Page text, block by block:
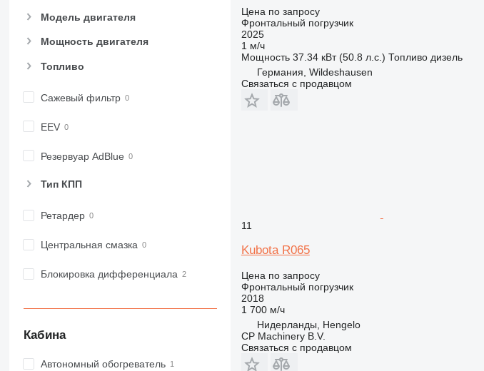
Модель двигателя
Мощность двигателя
Топливо
Сажевый фильтр
EEV
Резервуар AdBlue
Тип КПП
Ретардер
Центральная смазка
Блокировка дифференциала
Кабина
Автономный обогреватель
Цена по запросу
Фронтальный погрузчик
2025
1 м/ч
Мощность 37.34 кВт (50.8 л.с.) Топливо дизель
Германия, Wildeshausen
Связаться с продавцом
11
Kubota R065
Цена по запросу
Фронтальный погрузчик
2018
1 700 м/ч
Нидерланды, Hengelo
CP Machinery B.V.
Связаться с продавцом